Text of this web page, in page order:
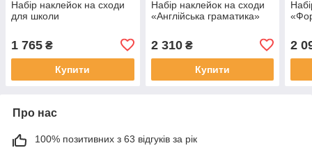
Набір наклейок на сходи
для школи
1 765 ₴
Купити
Набір наклейок на сходи
«Англійська граматика»
2 310₴
Купити
2
Про нас
100% позитивних з 63 відгуків за рік